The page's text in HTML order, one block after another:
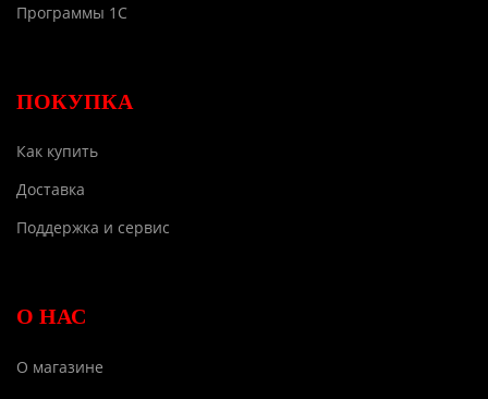
Программы 1С
ПОКУПКА
Как купить
Доставка
Поддержка и сервис
О НАС
О магазине